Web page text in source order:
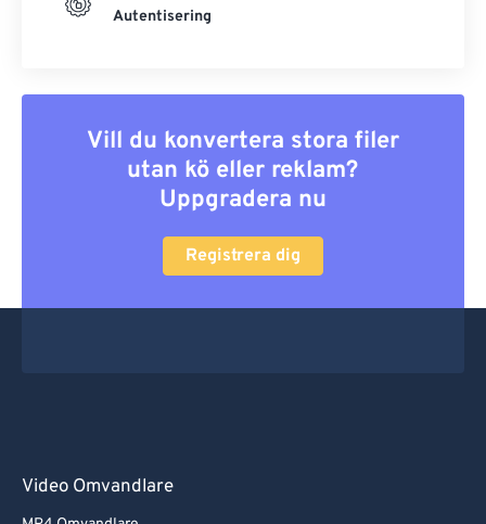
Autentisering
Vill du konvertera stora filer
utan kö eller reklam?
Uppgradera nu
Registrera dig
Video Omvandlare